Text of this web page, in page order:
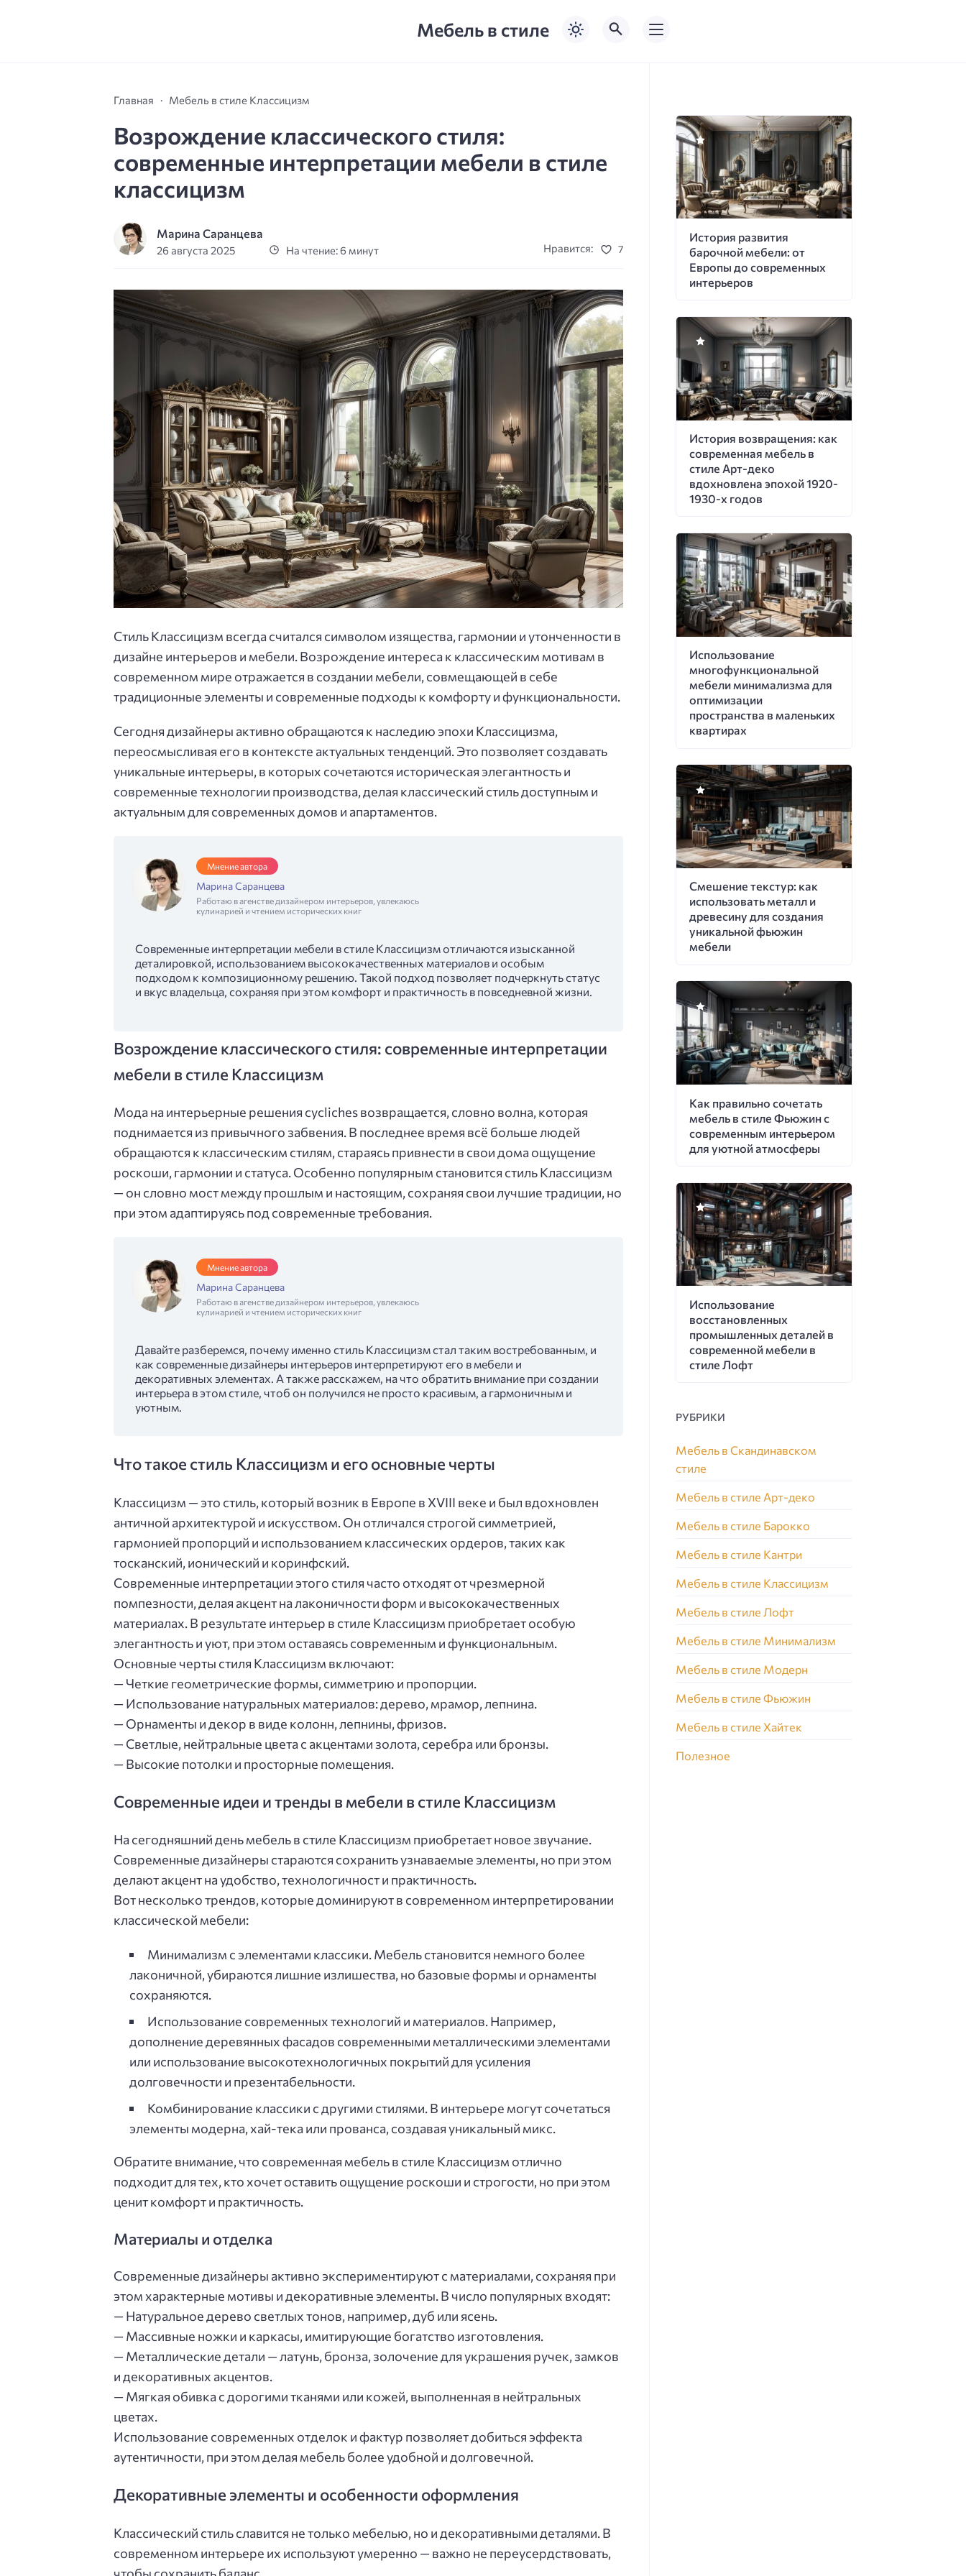
Мебель в стиле
Главная Мебель в стиле Классицизм
Возрождение классического стиля:
современные интерпретации мебели в стиле
классицизм
Марина Саранцева
26 августа 2025 На чтение: 6 минут Нравится: 7
Стиль Классицизм всегда считался символом изящества, гармонии и утонченности в
дизайне интерьеров и мебели. Возрождение интереса к классическим мотивам в
современном мире отражается в создании мебели, совмещающей в себе
традиционные элементы и современные подходы к комфорту и функциональности.
Сегодня дизайнеры активно обращаются к наследию эпохи Классицизма,
переосмысливая его в контексте актуальных тенденций. Это позволяет создавать
уникальные интерьеры, в которых сочетаются историческая элегантность и
современные технологии производства, делая классический стиль доступным и
актуальным для современных домов и апартаментов.
Мнение автора
Марина Саранцева
Работаю в агенстве дизайнером интерьеров, увлекаюсь
кулинарией и чтением исторических книг
Современные интерпретации мебели в стиле Классицизм отличаются изысканной
деталировкой, использованием высококачественных материалов и особым
подходом к композиционному решению. Такой подход позволяет подчеркнуть статус
и вкус владельца, сохраняя при этом комфорт и практичность в повседневной жизни.
Возрождение классического стиля: современные интерпретации
мебели в стиле Классицизм
Мода на интерьерные решения cycliches возвращается, словно волна, которая
поднимается из привычного забвения. В последнее время всё больше людей
обращаются к классическим стилям, стараясь привнести в свои дома ощущение
роскоши, гармонии и статуса. Особенно популярным становится стиль Классицизм
— он словно мост между прошлым и настоящим, сохраняя свои лучшие традиции, но
при этом адаптируясь под современные требования.
Мнение автора
Марина Саранцева
Работаю в агенстве дизайнером интерьеров, увлекаюсь
кулинарией и чтением исторических книг
Давайте разберемся, почему именно стиль Классицизм стал таким востребованным, и
как современные дизайнеры интерьеров интерпретируют его в мебели и
декоративных элементах. А также расскажем, на что обратить внимание при создании
интерьера в этом стиле, чтоб он получился не просто красивым, а гармоничным и
уютным.
Что такое стиль Классицизм и его основные черты
Классицизм — это стиль, который возник в Европе в XVIII веке и был вдохновлен
античной архитектурой и искусством. Он отличался строгой симметрией,
гармонией пропорций и использованием классических ордеров, таких как
тосканский, ионический и коринфский.
Современные интерпретации этого стиля часто отходят от чрезмерной
помпезности, делая акцент на лаконичности форм и высококачественных
материалах. В результате интерьер в стиле Классицизм приобретает особую
элегантность и уют, при этом оставаясь современным и функциональным.
Основные черты стиля Классицизм включают:
— Четкие геометрические формы, симметрию и пропорции.
— Использование натуральных материалов: дерево, мрамор, лепнина.
— Орнаменты и декор в виде колонн, лепнины, фризов.
— Светлые, нейтральные цвета с акцентами золота, серебра или бронзы.
— Высокие потолки и просторные помещения.
Современные идеи и тренды в мебели в стиле Классицизм
На сегодняшний день мебель в стиле Классицизм приобретает новое звучание.
Современные дизайнеры стараются сохранить узнаваемые элементы, но при этом
делают акцент на удобство, технологичност и практичность.
Вот несколько трендов, которые доминируют в современном интерпретировании
классической мебели:
Минимализм с элементами классики. Мебель становится немного более
лаконичной, убираются лишние излишества, но базовые формы и орнаменты
сохраняются.
Использование современных технологий и материалов. Например,
дополнение деревянных фасадов современными металлическими элементами
или использование высокотехнологичных покрытий для усиления
долговечности и презентабельности.
Комбинирование классики с другими стилями. В интерьере могут сочетаться
элементы модерна, хай-тека или прованса, создавая уникальный микс.
Обратите внимание, что современная мебель в стиле Классицизм отлично
подходит для тех, кто хочет оставить ощущение роскоши и строгости, но при этом
ценит комфорт и практичность.
Материалы и отделка
Современные дизайнеры активно экспериментируют с материалами, сохраняя при
этом характерные мотивы и декоративные элементы. В число популярных входят:
— Натуральное дерево светлых тонов, например, дуб или ясень.
— Массивные ножки и каркасы, имитирующие богатство изготовления.
— Металлические детали — латунь, бронза, золочение для украшения ручек, замков
и декоративных акцентов.
— Мягкая обивка с дорогими тканями или кожей, выполненная в нейтральных
цветах.
Использование современных отделок и фактур позволяет добиться эффекта
аутентичности, при этом делая мебель более удобной и долговечной.
Декоративные элементы и особенности оформления
Классический стиль славится не только мебелью, но и декоративными деталями. В
современном интерьере их используют умеренно — важно не переусердствовать,
История развития
барочной мебели: от
Европы до современных
интерьеров
История возвращения: как
современная мебель в
стиле Арт-деко
вдохновлена эпохой 1920-
1930-х годов
Использование
многофункциональной
мебели минимализма для
оптимизации
пространства в маленьких
квартирах
Смешение текстур: как
использовать металл и
древесину для создания
уникальной фьюжин
мебели
Как правильно сочетать
мебель в стиле Фьюжин с
современным интерьером
для уютной атмосферы
Использование
восстановленных
промышленных деталей в
современной мебели в
стиле Лофт
РУБРИКИ
Мебель в Скандинавском
стиле
Мебель в стиле Арт-деко
Мебель в стиле Барокко
Мебель в стиле Кантри
Мебель в стиле Классицизм
Мебель в стиле Лофт
Мебель в стиле Минимализм
Мебель в стиле Модерн
Мебель в стиле Фьюжин
Мебель в стиле Хайтек
Полезное